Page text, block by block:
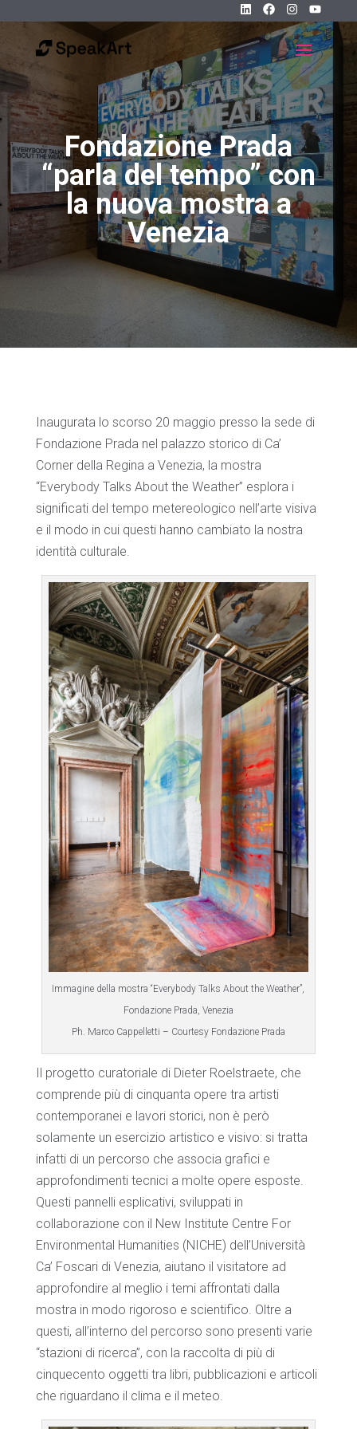
Fondazione Prada
“parla del tempo” con
la nuova mostra a
Venezia
Inaugurata lo scorso 20 maggio presso la sede di
Fondazione Prada nel palazzo storico di Ca’
Corner della Regina a Venezia, la mostra
“Everybody Talks About the Weather” esplora i
significati del tempo metereologico nell’arte visiva
e il modo in cui questi hanno cambiato la nostra
identità culturale.
Immagine della mostra “Everybody Talks About the Weather”,
Fondazione Prada, Venezia
Ph. Marco Cappelletti – Courtesy Fondazione Prada
Il progetto curatoriale di Dieter Roelstraete, che
comprende più di cinquanta opere tra artisti
contemporanei e lavori storici, non è però
solamente un esercizio artistico e visivo: si tratta
infatti di un percorso che associa grafici e
approfondimenti tecnici a molte opere esposte.
Questi pannelli esplicativi, sviluppati in
collaborazione con il New Institute Centre For
Environmental Humanities (NICHE) dell’Università
Ca’ Foscari di Venezia, aiutano il visitatore ad
approfondire al meglio i temi affrontati dalla
mostra in modo rigoroso e scientifico. Oltre a
questi, all’interno del percorso sono presenti varie
“stazioni di ricerca”, con la raccolta di più di
cinquecento oggetti tra libri, pubblicazioni e articoli
che riguardano il clima e il meteo.